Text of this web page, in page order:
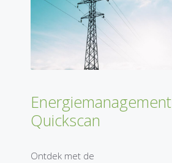
Energiemanagement
Quickscan
Ontdek met de